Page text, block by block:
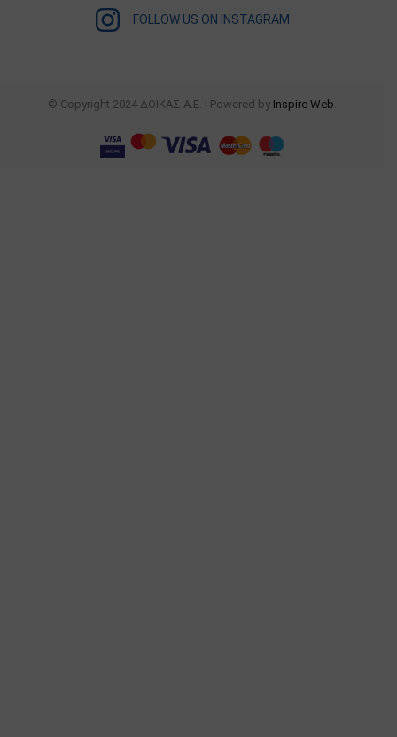
FOLLOW US ON INSTAGRAM
© Copyright 2024 ΔΟΙΚΑΣ Α.Ε. | Powered by Inspire Web.